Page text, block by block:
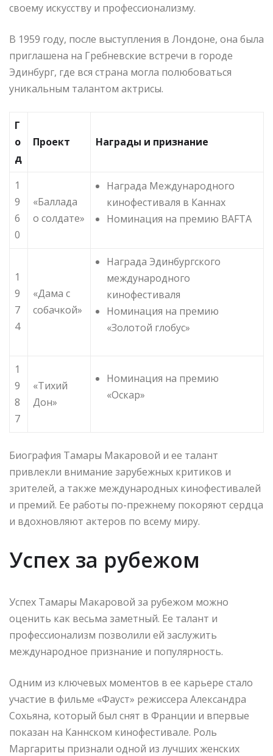
своему искусству и профессионализму.
В 1959 году, после выступления в Лондоне, она была
приглашена на Гребневские встречи в городе
Эдинбург, где вся страна могла полюбоваться
уникальным талантом актрисы.
Г
о
д
Проект Награды и признание
1
9
6
0
«Баллада
о солдате»
Награда Международного
кинофестиваля в Каннах
Номинация на премию BAFTA
1
9
7
4
«Дама с
собачкой»
Награда Эдинбургского
международного
кинофестиваля
Номинация на премию
«Золотой глобус»
1
9
8
7
«Тихий
Дон»
Номинация на премию
«Оскар»
Биография Тамары Макаровой и ее талант
привлекли внимание зарубежных критиков и
зрителей, а также международных кинофестивалей
и премий. Ее работы по-прежнему покоряют сердца
и вдохновляют актеров по всему миру.
Успех за рубежом
Успех Тамары Макаровой за рубежом можно
оценить как весьма заметный. Ее талант и
профессионализм позволили ей заслужить
международное признание и популярность.
Одним из ключевых моментов в ее карьере стало
участие в фильме «Фауст» режиссера Александра
Сохьяна, который был снят в Франции и впервые
показан на Каннском кинофестивале. Роль
Маргариты признали одной из лучших женских